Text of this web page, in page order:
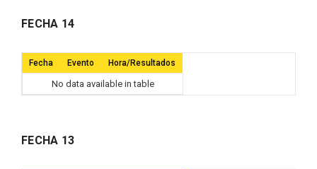
FECHA 14
Fecha Evento Hora/Resultados
No data available in table
FECHA 13